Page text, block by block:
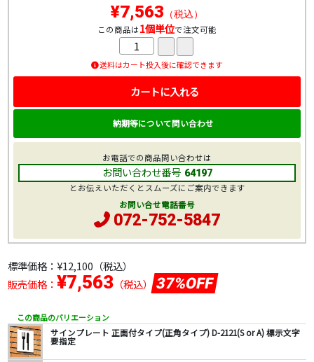
標準価格： ¥12,100 （税込）
販売価格： ¥7,563（税込） 37%OFF
この商品のバリエーション
サインプレート 正面付タイプ(正角タイプ) D-2121(S or A) 標示文字
要指定
¥7,563 （税込）
この商品は1個単位で注文可能
送料はカート投入後に確認できます
カートに入れる
納期等について問い合わせ
お電話での商品問い合わせは
お問い合わせ番号 64197
とお伝えいただくとスムーズにご案内できます
お問い合せ電話番号
072-752-5847